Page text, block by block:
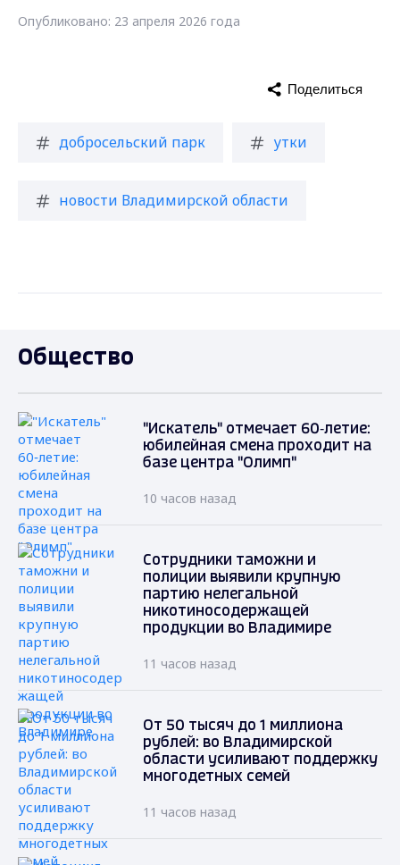
Опубликовано: 23 апреля 2026 года
добросельский парк утки
новости Владимирской области
Поделиться
Общество
"Искатель" отмечает 60‑летие:
юбилейная смена проходит на
базе центра "Олимп"
10 часов назад
Сотрудники таможни и
полиции выявили крупную
партию нелегальной
никотиносодержащей
продукции во Владимире
11 часов назад
От 50 тысяч до 1 миллиона
рублей: во Владимирской
области усиливают поддержку
многодетных семей
11 часов назад